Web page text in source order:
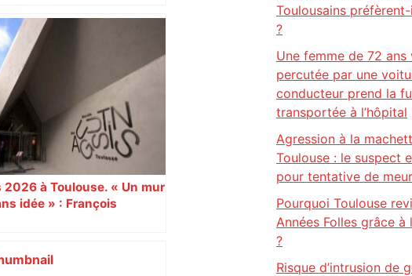
à Toulouse. « Un mur
idée » : François
Toulousains
?
Une femme de 72 ans
percutée par une
conducteur prend la
transportée à l’hôpital
Agression à la
Toulouse : le suspect
pour tentative de
Pourquoi Toulouse
Années Folles grâce à
?
Risque d’intrusion de